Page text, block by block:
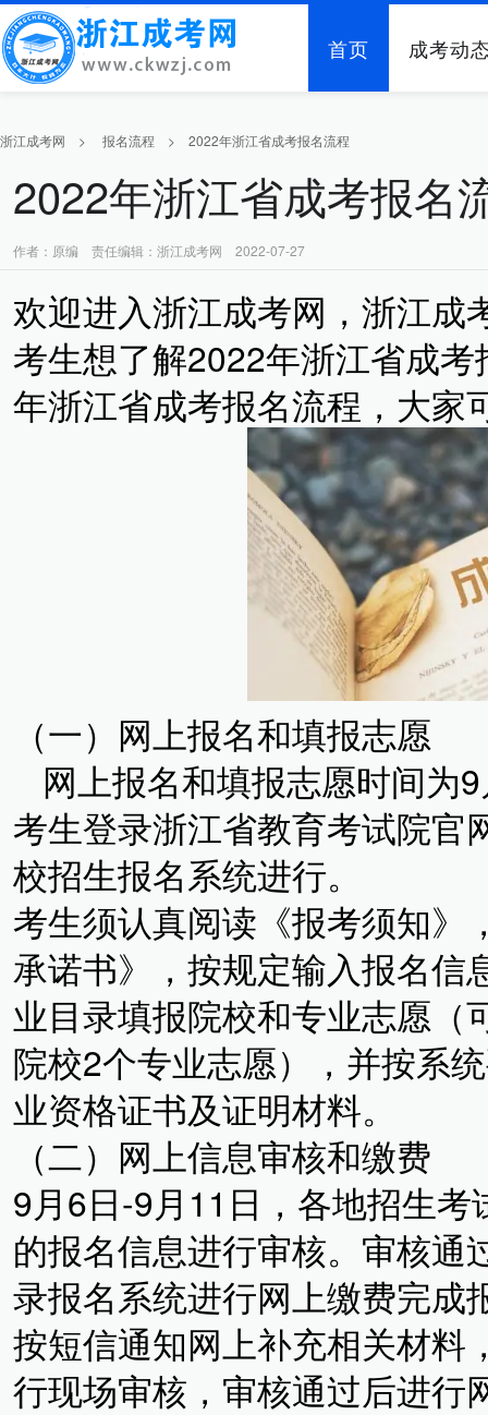
首页 成考动
浙江成考网 > 报名流程 > 2022年浙江省成考报名流程
2022年浙江省成考报名
作者：原编 责任编辑：浙江成考网 2022-07-27
欢迎进入浙江成考网，浙江成
考生想了解2022年浙江省成
年浙江省成考报名流程，大家
（一）网上报名和填报志愿
网上报名和填报志愿时间为
考生登录浙江省教育考试院官
校招生报名系统进行。
考生须认真阅读《报考须知》
承诺书》，按规定输入报名信
业目录填报院校和专业志愿（
院校2个专业志愿），并按系
业资格证书及证明材料。
（二）网上信息审核和缴费
9月6日-9月11日，各地招生
的报名信息进行审核。审核通
录报名系统进行网上缴费完成
按短信通知网上补充相关材料
行现场审核，审核通过后进行